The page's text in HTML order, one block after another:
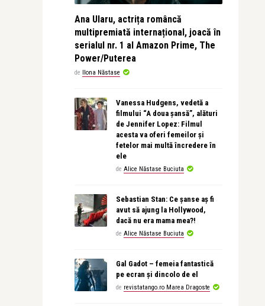
Ana Ularu, actrița româncă
multipremiată internațional, joacă în
serialul nr. 1 al Amazon Prime, The
Power/Puterea
de Ilona Năstase
Vanessa Hudgens, vedetă a
filmului “A doua șansă”, alături
de Jennifer Lopez: Filmul
acesta va oferi femeilor și
fetelor mai multă încredere în
ele
de Alice Năstase Buciuta
Sebastian Stan: Ce șanse aș fi
avut să ajung la Hollywood,
dacă nu era mama mea?!
de Alice Năstase Buciuta
Gal Gadot – femeia fantastică
pe ecran și dincolo de el
de revistatango.ro Marea Dragoste